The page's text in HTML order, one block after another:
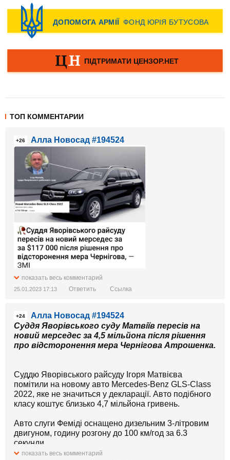
ТОП КОММЕНТАРИИ
+26 Алла Новосад #194524
показать весь комментарий
25.01.2023 17:13 Ответить Ссылка
+24
Алла Новосад #194524
Суддя Яворівського суду Матвіїв пересів на
новий мерседес за 4,5 мільйона після рішення
про відсторонення мера Чернігова Атрошенка.
Суддю Яворівського райсуду Ігоря Матвієва
помітили на новому авто Mercedes-Benz GLS-Class
2022, яке не значиться у декларації. Авто подібного
класу коштує близько 4,7 мільйона гривень.
Авто слуги Феміді оснащено дизельним 3-літровим
двигуном, годину розгону до 100 км/год за 6.3
секунди.
Відзначається, що нове авто у судді з'явилося після
показать весь комментарий